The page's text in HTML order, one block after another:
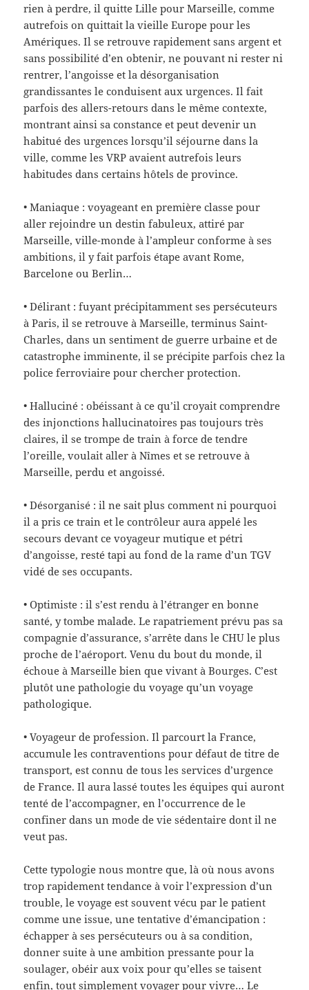
rien à perdre, il quitte Lille pour Marseille, comme
autrefois on quittait la vieille Europe pour les
Amériques. Il se retrouve rapidement sans argent et
sans possibilité d’en obtenir, ne pouvant ni rester ni
rentrer, l’angoisse et la désorganisation
grandissantes le conduisent aux urgences. Il fait
parfois des allers-retours dans le même contexte,
montrant ainsi sa constance et peut devenir un
habitué des urgences lorsqu’il séjourne dans la
ville, comme les VRP avaient autrefois leurs
habitudes dans certains hôtels de province.
• Maniaque : voyageant en première classe pour
aller rejoindre un destin fabuleux, attiré par
Marseille, ville-monde à l’ampleur conforme à ses
ambitions, il y fait parfois étape avant Rome,
Barcelone ou Berlin…
• Délirant : fuyant précipitamment ses persécuteurs
à Paris, il se retrouve à Marseille, terminus Saint-
Charles, dans un sentiment de guerre urbaine et de
catastrophe imminente, il se précipite parfois chez la
police ferroviaire pour chercher protection.
• Halluciné : obéissant à ce qu’il croyait comprendre
des injonctions hallucinatoires pas toujours très
claires, il se trompe de train à force de tendre
l’oreille, voulait aller à Nîmes et se retrouve à
Marseille, perdu et angoissé.
• Désorganisé : il ne sait plus comment ni pourquoi
il a pris ce train et le contrôleur aura appelé les
secours devant ce voyageur mutique et pétri
d’angoisse, resté tapi au fond de la rame d’un TGV
vidé de ses occupants.
• Optimiste : il s’est rendu à l’étranger en bonne
santé, y tombe malade. Le rapatriement prévu pas sa
compagnie d’assurance, s’arrête dans le CHU le plus
proche de l’aéroport. Venu du bout du monde, il
échoue à Marseille bien que vivant à Bourges. C’est
plutôt une pathologie du voyage qu’un voyage
pathologique.
• Voyageur de profession. Il parcourt la France,
accumule les contraventions pour défaut de titre de
transport, est connu de tous les services d’urgence
de France. Il aura lassé toutes les équipes qui auront
tenté de l’accompagner, en l’occurrence de le
confiner dans un mode de vie sédentaire dont il ne
veut pas.
Cette typologie nous montre que, là où nous avons
trop rapidement tendance à voir l’expression d’un
trouble, le voyage est souvent vécu par le patient
comme une issue, une tentative d’émancipation :
échapper à ses persécuteurs ou à sa condition,
donner suite à une ambition pressante pour la
soulager, obéir aux voix pour qu’elles se taisent
enfin, tout simplement voyager pour vivre… Le